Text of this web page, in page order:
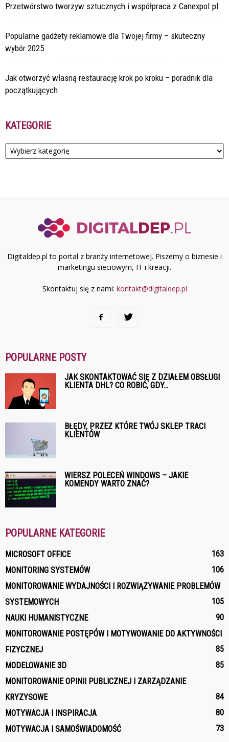
Przetwórstwo tworzyw sztucznych i współpraca z Canexpol.pl
Popularne gadżety reklamowe dla Twojej firmy – skuteczny
wybór 2025
Jak otworzyć własną restaurację krok po kroku – poradnik dla
początkujących
KATEGORIE
Kategorie
Digitaldep.pl to portal z branży internetowej. Piszemy o biznesie i
marketingu sieciowym, IT i kreacji.
Skontaktuj się z nami: kontakt@digitaldep.pl
POPULARNE POSTY
JAK SKONTAKTOWAĆ SIĘ Z DZIAŁEM OBSŁUGI
KLIENTA DHL? CO ROBIĆ, GDY...
BŁĘDY, PRZEZ KTÓRE TWÓJ SKLEP TRACI
KLIENTÓW
WIERSZ POLECEŃ WINDOWS – JAKIE
KOMENDY WARTO ZNAĆ?
POPULARNE KATEGORIE
MICROSOFT OFFICE
163
MONITORING SYSTEMÓW
106
MONITOROWANIE WYDAJNOŚCI I ROZWIĄZYWANIE PROBLEMÓW
SYSTEMOWYCH
105
NAUKI HUMANISTYCZNE
90
MONITOROWANIE POSTĘPÓW I MOTYWOWANIE DO AKTYWNOŚCI
FIZYCZNEJ
85
MODELOWANIE 3D
85
MONITOROWANIE OPINII PUBLICZNEJ I ZARZĄDZANIE
KRYZYSOWE
84
MOTYWACJA I INSPIRACJA
80
MOTYWACJA I SAMOŚWIADOMOŚĆ
73